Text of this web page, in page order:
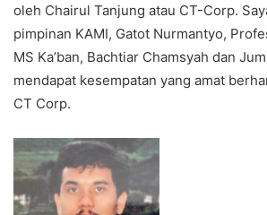
oleh Chairul Tanjung atau CT-Corp.
pimpinan KAMI, Gatot Nurmantyo,
MS Ka’ban, Bachtiar Chamsyah dan
mendapat kesempatan yang amat
CT Corp.